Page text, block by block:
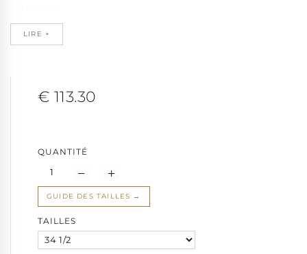
personnalisable
Base en caoutchouc naturel antidérapant pour une stabilité à
chaussure Pole Dance
Note : Un temps d'adaptation est nécessaire pour profiter
aux pieds experts
Fabriquées en séries limitées, ces bottines Pleaser sont
LIRE +
€ 113.30
QUANTITÉ
GUIDE DES TAILLES
TAILLES